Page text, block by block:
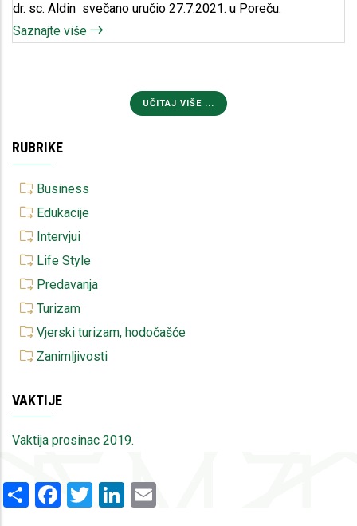
dr. sc. Aldin svečano uručio 27.7.2021. u Poreču.
Saznajte više
UČITAJ VIŠE ...
RUBRIKE
Business
Edukacije
Intervjui
Life Style
Predavanja
Turizam
Vjerski turizam, hodočašće
Zanimljivosti
VAKTIJE
Vaktija prosinac 2019.
ShareFacebook
TwitterLinkedIn